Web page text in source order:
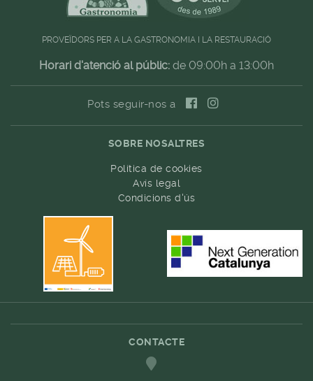
PROVEÏDORS PER A LA GASTRONOMIA I LA RESTAURACIÓ
Horari d'atenció al públic: de 09:00h a 13:00h
Pots seguir-nos a
SOBRE NOSALTRES
Política de cookies
Avís legal
Condicions d'ús
CONTACTE